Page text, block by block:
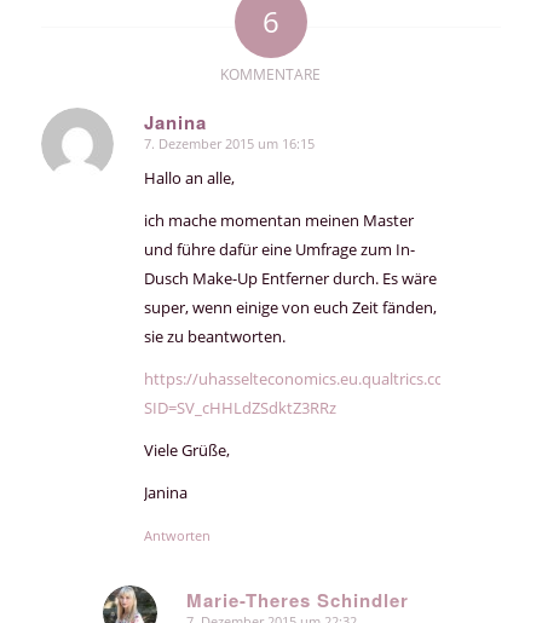
6
KOMMENTARE
Janina
sagte:
7. Dezember 2015 um 16:15
Hallo an alle,
ich mache momentan meinen Master
und führe dafür eine Umfrage zum In-
Dusch Make-Up Entferner durch. Es wäre
super, wenn einige von euch Zeit fänden,
sie zu beantworten.
https://uhasselteconomics.eu.qualtrics.com/SE/?
SID=SV_cHHLdZSdktZ3RRz
Viele Grüße,
Janina
Antworten
Marie-Theres Schindler